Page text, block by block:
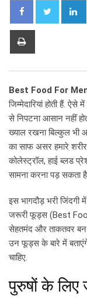
Best Food For
जिम्मेदारियां होती हैं.
से निपटना आसान नहीं
ख्याल रखना बिल्कुल भी
का साफ असर हमारे शरीर
कोलेस्ट्रॉल, हाई ब्लड
सामना करना पड़ सकता
इस भागदौड़ भरी
जरूरी फूड्स (Best
सेहतमंद और ताकतवर
उन फूड्स के बारे में
चाहिए.
पुरुषों के